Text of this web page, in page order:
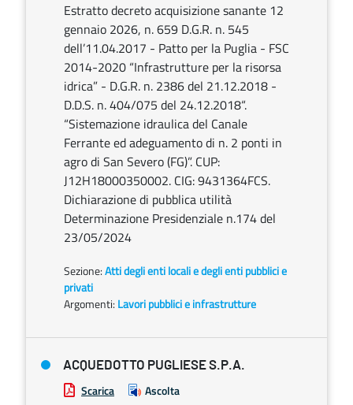
Estratto decreto acquisizione sanante 12
gennaio 2026, n. 659 D.G.R. n. 545
dell’11.04.2017 - Patto per la Puglia - FSC
2014-2020 “Infrastrutture per la risorsa
idrica” - D.G.R. n. 2386 del 21.12.2018 -
D.D.S. n. 404/075 del 24.12.2018“.
“Sistemazione idraulica del Canale
Ferrante ed adeguamento di n. 2 ponti in
agro di San Severo (FG)”. CUP:
J12H18000350002. CIG: 9431364FCS.
Dichiarazione di pubblica utilità
Determinazione Presidenziale n.174 del
23/05/2024
Sezione:Atti degli enti locali e degli enti pubblici e
privati
Argomenti: Lavori pubblici e infrastrutture
ACQUEDOTTO PUGLIESE S.P.A.
Scarica Ascolta